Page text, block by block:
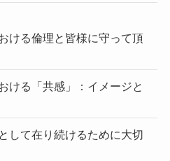
ける倫理と皆様に守って頂
ける「共感」：イメージと
して在り続けるために大切